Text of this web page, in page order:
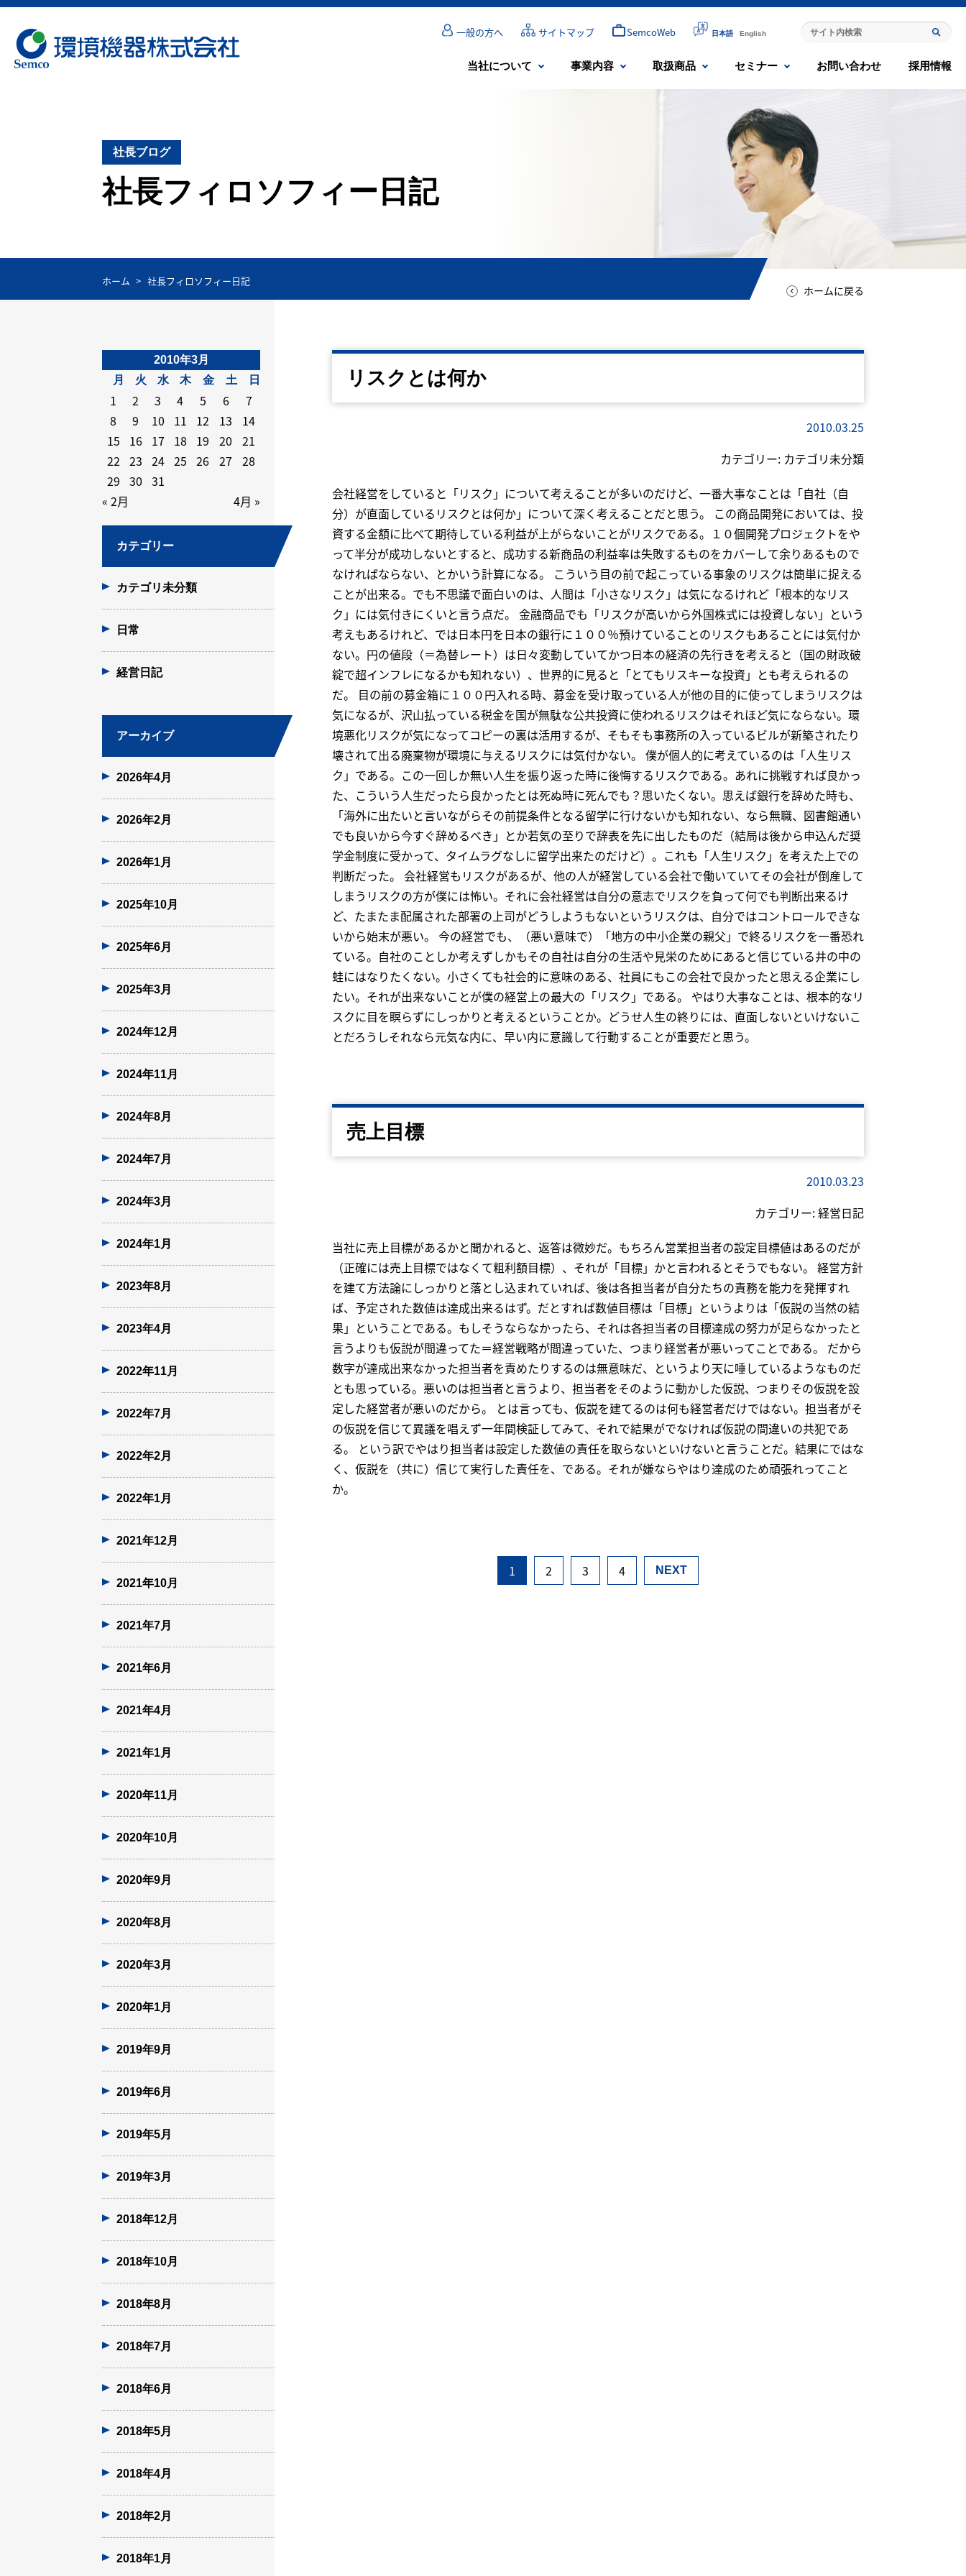
一般の方へ サイトマップ SemcoWeb 日本語 English
当社について 事業内容 取扱商品 セミナー お問い合わせ 採用情報
社長ブログ
社長フィロソフィー日記
ホーム 社長フィロソフィー日記
ホームに戻る
リスクとは何か
2010.03.25
カテゴリー: カテゴリ未分類
会社経営をしていると「リスク」について考えることが多いのだけど、一番大事なことは「自社（自
分）が直面しているリスクとは何か」について深く考えることだと思う。 この商品開発においては、投
資する金額に比べて期待している利益が上がらないことがリスクである。１０個開発プロジェクトをや
って半分が成功しないとすると、成功する新商品の利益率は失敗するものをカバーして余りあるもので
なければならない、とかいう計算になる。 こういう目の前で起こっている事象のリスクは簡単に捉える
ことが出来る。でも不思議で面白いのは、人間は「小さなリスク」は気になるけれど「根本的なリス
ク」には気付きにくいと言う点だ。 金融商品でも「リスクが高いから外国株式には投資しない」という
考えもあるけれど、では日本円を日本の銀行に１００％預けていることのリスクもあることには気付か
ない。円の値段（＝為替レート）は日々変動していてかつ日本の経済の先行きを考えると（国の財政破
綻で超インフレになるかも知れない）、世界的に見ると「とてもリスキーな投資」とも考えられるの
だ。 目の前の募金箱に１００円入れる時、募金を受け取っている人が他の目的に使ってしまうリスクは
気になるが、沢山払っている税金を国が無駄な公共投資に使われるリスクはそれほど気にならない。環
境悪化リスクが気になってコピーの裏は活用するが、そもそも事務所の入っているビルが新築されたり
壊されて出る廃棄物が環境に与えるリスクには気付かない。 僕が個人的に考えているのは「人生リス
ク」である。この一回しか無い人生を振り返った時に後悔するリスクである。あれに挑戦すれば良かっ
た、こういう人生だったら良かったとは死ぬ時に死んでも？思いたくない。思えば銀行を辞めた時も、
「海外に出たいと言いながらその前提条件となる留学に行けないかも知れない、なら無職、図書館通い
でも良いから今すぐ辞めるべき」とか若気の至りで辞表を先に出したものだ（結局は後から申込んだ奨
学金制度に受かって、タイムラグなしに留学出来たのだけど）。これも「人生リスク」を考えた上での
判断だった。 会社経営もリスクがあるが、他の人が経営している会社で働いていてその会社が倒産して
しまうリスクの方が僕には怖い。それに会社経営は自分の意志でリスクを負って何でも判断出来るけ
ど、たまたま配属された部署の上司がどうしようもないというリスクは、自分ではコントロールできな
いから始末が悪い。 今の経営でも、（悪い意味で）「地方の中小企業の親父」で終るリスクを一番恐れ
ている。自社のことしか考えずしかもその自社は自分の生活や見栄のためにあると信じている井の中の
蛙にはなりたくない。小さくても社会的に意味のある、社員にもこの会社で良かったと思える企業にし
たい。それが出来ないことが僕の経営上の最大の「リスク」である。 やはり大事なことは、根本的なリ
スクに目を瞑らずにしっかりと考えるということか。どうせ人生の終りには、直面しないといけないこ
とだろうしそれなら元気な内に、早い内に意識して行動することが重要だと思う。
売上目標
2010.03.23
カテゴリー:経営日記
当社に売上目標があるかと聞かれると、返答は微妙だ。もちろん営業担当者の設定目標値はあるのだが
（正確には売上目標ではなくて粗利額目標）、それが「目標」かと言われるとそうでもない。 経営方針
を建て方法論にしっかりと落とし込まれていれば、後は各担当者が自分たちの責務を能力を発揮すれ
ば、予定された数値は達成出来るはず。だとすれば数値目標は「目標」というよりは「仮説の当然の結
果」ということである。もしそうならなかったら、それは各担当者の目標達成の努力が足らなかったと
言うよりも仮説が間違ってた＝経営戦略が間違っていた、つまり経営者が悪いってことである。 だから
数字が達成出来なかった担当者を責めたりするのは無意味だ、というより天に唾しているようなものだ
とも思っている。悪いのは担当者と言うより、担当者をそのように動かした仮説、つまりその仮説を設
定した経営者が悪いのだから。 とは言っても、仮説を建てるのは何も経営者だけではない。担当者がそ
の仮説を信じて異議を唱えず一年間検証してみて、それで結果がでなければ仮説の間違いの共犯であ
る。 という訳でやはり担当者は設定した数値の責任を取らないといけないと言うことだ。結果にではな
く、仮説を（共に）信じて実行した責任を、である。それが嫌ならやはり達成のため頑張れってこと
か。
1 2 3 4 NEXT
2010年3月
月
火 水 木 金 土 日
« 2月 4月 »
1 2 3 4 5 6
7
8
9 10 11 12 13
14
15
16 17 18 19 20
21
22 23 24 25 26 27 28
29 30 31
カテゴリー
カテゴリ未分類
日常
経営日記
アーカイブ
2026年4月
2026年2月
2026年1月
2025年10月
2025年6月
2025年3月
2024年12月
2024年11月
2024年8月
2024年7月
2024年3月
2024年1月
2023年8月
2023年4月
2022年11月
2022年7月
2022年2月
2022年1月
2021年12月
2021年10月
2021年7月
2021年6月
2021年4月
2021年1月
2020年11月
2020年10月
2020年9月
2020年8月
2020年3月
2020年1月
2019年9月
2019年6月
2019年5月
2019年3月
2018年12月
2018年10月
2018年8月
2018年7月
2018年6月
2018年5月
2018年4月
2018年2月
2018年1月